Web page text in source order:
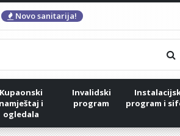
Novo sanitarija!
Kupaonski
namještaj i
ogledala
Invalidski
program
program i